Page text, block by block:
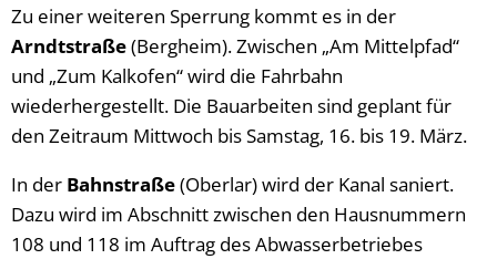
Zu einer weiteren Sperrung kommt es in der
Arndtstraße(Bergheim). Zwischen „Am Mittelpfad“
und „Zum Kalkofen“ wird die Fahrbahn
wiederhergestellt. Die Bauarbeiten sind geplant für
den Zeitraum Mittwoch bis Samstag, 16. bis 19. März.
In der Bahnstraße(Oberlar) wird der Kanal saniert.
Dazu wird im Abschnitt zwischen den Hausnummern
108 und 118 im Auftrag des Abwasserbetriebes